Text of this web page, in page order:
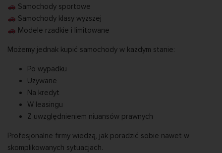
Samochody sportowe
Samochody klasy wyższej
Modele rzadkie i limitowane
Możemy jednak kupić samochody w każdym stanie:
Po wypadku
Używane
Na kredyt
W leasingu
Z uwzględnieniem niuansów prawnych
Profesjonalne firmy wiedzą, jak poradzić sobie nawet w
skomplikowanych sytuacjach.